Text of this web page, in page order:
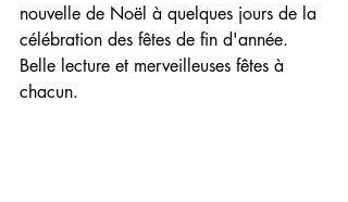
nouvelle de Noël à quelques jours de la
célébration des fêtes de fin d'année.
Belle lecture et merveilleuses fêtes à
chacun.